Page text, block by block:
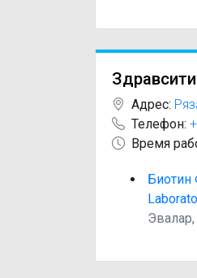
Адрес:
Телефон:
Время
Биотин